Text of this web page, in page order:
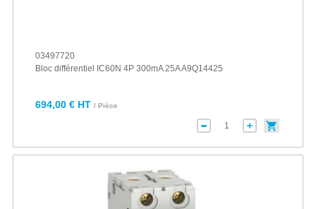
03497720
Bloc différentiel IC60N 4P 300mA 25A A9Q14425
694,00 € HT / Pièce